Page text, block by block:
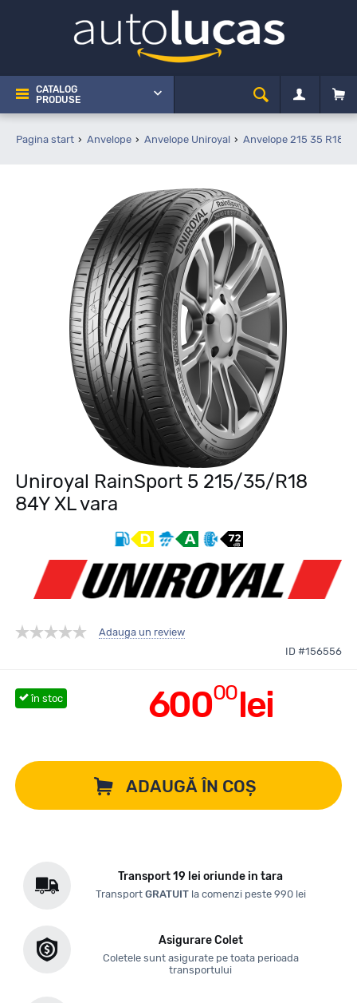
CATALOG
PRODUSE
Pagina start Anvelope Anvelope Uniroyal Anvelope 215 35 R18
Uniroyal RainSport 5 215/35/R18
84Y XL vara
Adauga un review
ID #156556
60000lei
în stoc
ADAUGĂ ÎN COȘ
Transport 19 lei oriunde in tara
Transport GRATUITla comenzi peste 990 lei
Asigurare Colet
Coletele sunt asigurate pe toata perioada
transportului